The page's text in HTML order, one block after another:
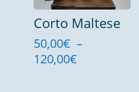
Corto Maltese
50,00€ –
120,00€Plage